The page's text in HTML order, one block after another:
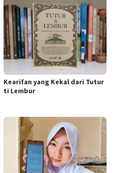
Kearifan yang Kekal dari Tutur
ti Lembur